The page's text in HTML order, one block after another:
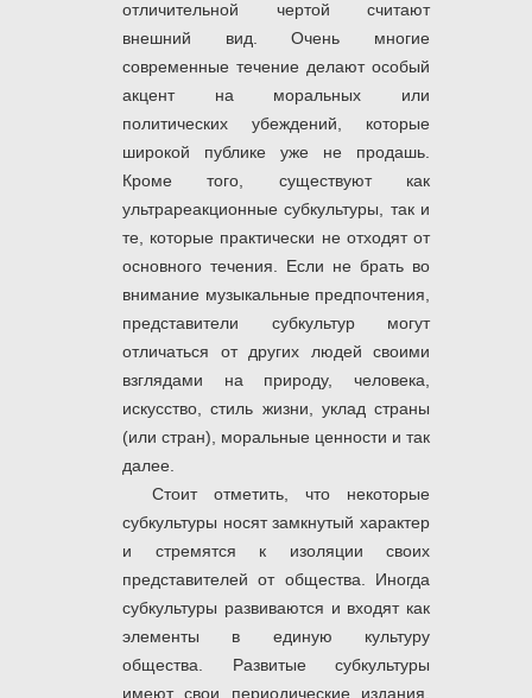
отличительной чертой считают
внешний вид. Очень многие
современные течение делают особый
акцент на моральных или
политических убеждений, которые
широкой публике уже не продашь.
Кроме того, существуют как
ультрареакционные субкультуры, так и
те, которые практически не отходят от
основного течения. Если не брать во
внимание музыкальные предпочтения,
представители субкультур могут
отличаться от других людей своими
взглядами на природу, человека,
искусство, стиль жизни, уклад страны
(или стран), моральные ценности и так
далее.
Стоит отметить, что некоторые
субкультуры носят замкнутый характер
и стремятся к изоляции своих
представителей от общества. Иногда
субкультуры развиваются и входят как
элементы в единую культуру
общества. Развитые субкультуры
имеют свои периодические издания,